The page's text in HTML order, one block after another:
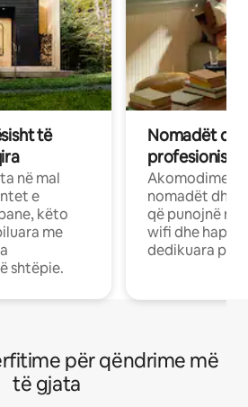
të
në mal
e
këto
me
shtëpie.
Nomadët
Akomodime
nomadët dhe
që punojnë në
wifi dhe
dedikuara
për qëndrime më
të gjata